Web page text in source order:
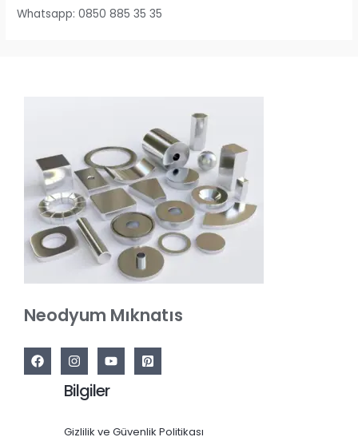
Whatsapp: 0850 885 35 35
Neodyum Mıknatıs
Bilgiler
Gizlilik ve Güvenlik Politikası